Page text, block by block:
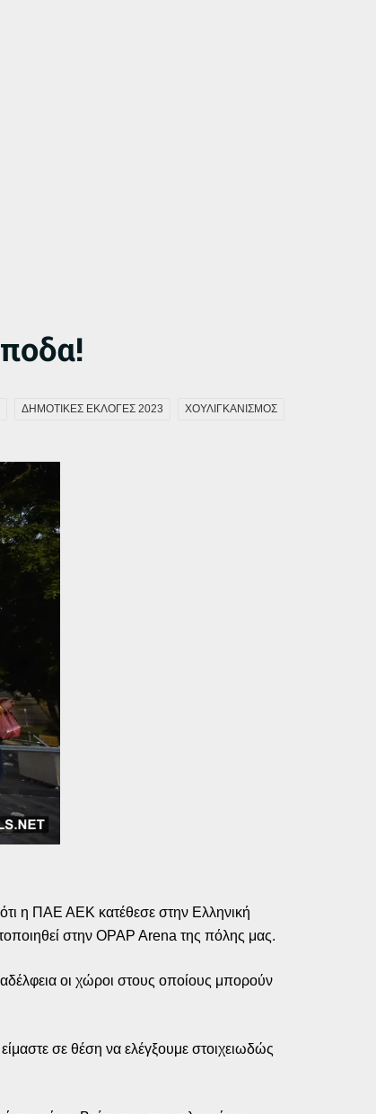
ΔΗΜΟΤΙΚΕΣ ΕΚΛΟΓΕΣ 2023 ΧΟΥΛΙΓΚΑΝΙΣΜΟΣ
ότι η ΠΑΕ ΑΕΚ κατέθεσε στην Ελληνική
στην OPAP Arena της πόλης μας.
οι χώροι στους οποίους μπορούν
σε θέση να ελέγξουμε στοιχειωδώς